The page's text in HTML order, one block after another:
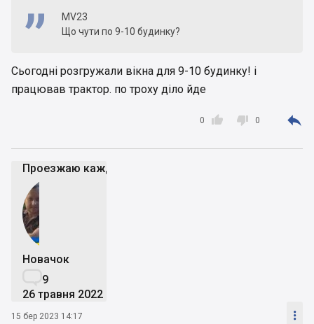
MV23
Що чути по 9-10 будинку?
Сьогодні розгружали вікна для 9-10 будинку! і
працював трактор. по троху діло йде

0  0 
Проезжаю каждый день возле стройки - пока вроде
Новачок
9
26 травня 2022
15 бер 2023 14:17 